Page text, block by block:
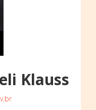
Klauss